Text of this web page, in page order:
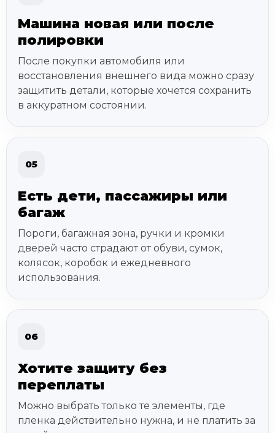
Машина новая или после
полировки
После покупки автомобиля или
восстановления внешнего вида можно сразу
защитить детали, которые хочется сохранить
в аккуратном состоянии.
05
Есть дети, пассажиры или
багаж
Пороги, багажная зона, ручки и кромки
дверей часто страдают от обуви, сумок,
колясок, коробок и ежедневного
использования.
06
Хотите защиту без
переплаты
Можно выбрать только те элементы, где
пленка действительно нужна, и не платить за